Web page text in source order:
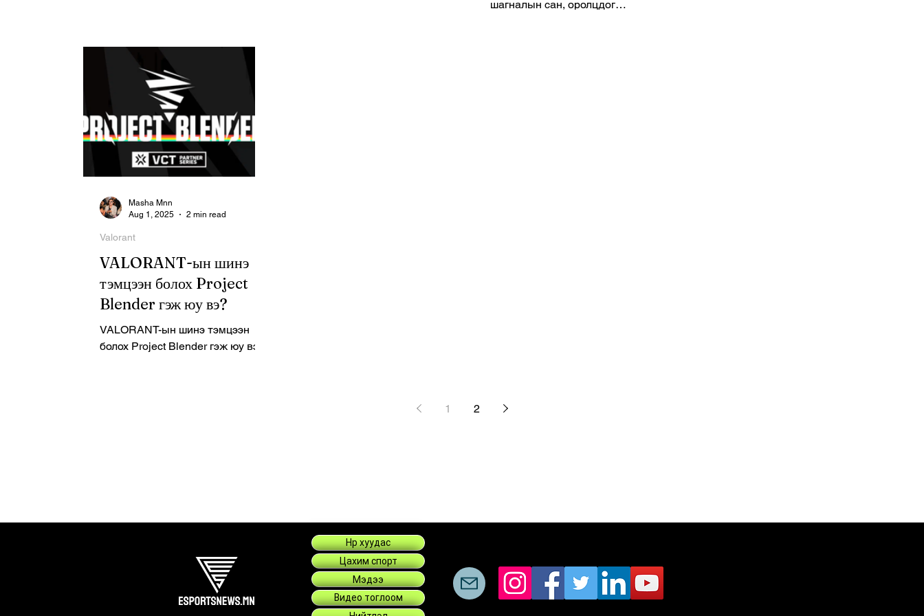
шагналын сан, оролцдог
VALORANT-ын шинэ
тэмцээн болох Project
Blender гэж юу вэ?
VALORANT-ын шинэ тэмцээн
болох Project Blender гэж юу вэ?
Valorant
Masha Mnn
Aug 1, 2025
2 min read
1 2
Нүүр хуудас
Цахим спорт
Мэдээ
Видео тоглоом